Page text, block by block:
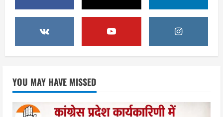
2
2036 ओलंपिक का सपना लेकर निकलेगी
कांवड़ यात्रा, संतों ने दिया विजयी भव का
August 6, 2026
3
एसआईआर के तहत जारी किए जा रहे नोटिसों
पर कांग्रेस ने जतायी आपत्ति, मतदाताओं को
August 6, 2026
YOU MAY HAVE MISSED